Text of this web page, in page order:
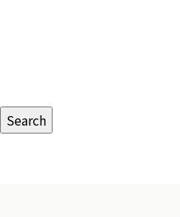
Search